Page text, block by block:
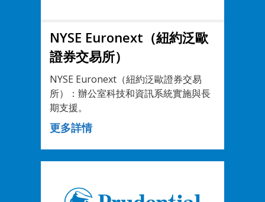
NYSE Euronext（紐約泛歐
證券交易所）
NYSE Euronext（紐約泛歐證券交易
所）：辦公室科技和資訊系統實施與長
期支援。
更多詳情